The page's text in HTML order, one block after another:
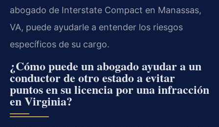
abogado de Interstate Compact en Manassas,
VA, puede ayudarle a entender los riesgos
específicos de su cargo.
¿Cómo puede un abogado ayudar a un
conductor de otro estado a evitar
puntos en su licencia por una infracción
en Virginia?